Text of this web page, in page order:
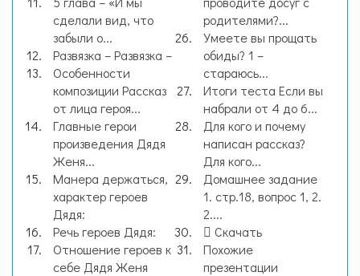
сделали вид, что
забыли о...
Развязка – Развязка –
Особенности
композиции Рассказ
от лица героя...
Главные герои
произведения Дядя
Женя...
Манера держаться,
характер героев
Дядя:
Речь героев Дядя:
Отношение героев к
себе Дядя Женя
родителями?...
Умеете вы прощать
обиды? 1 –
стараюсь...
Итоги теста Если вы
набрали от 4 до 6...
Для кого и почему
написан рассказ?
Для кого...
Домашнее задание
1. стр.18, вопрос 1, 2.
2....
Скачать
Похожие
презентации